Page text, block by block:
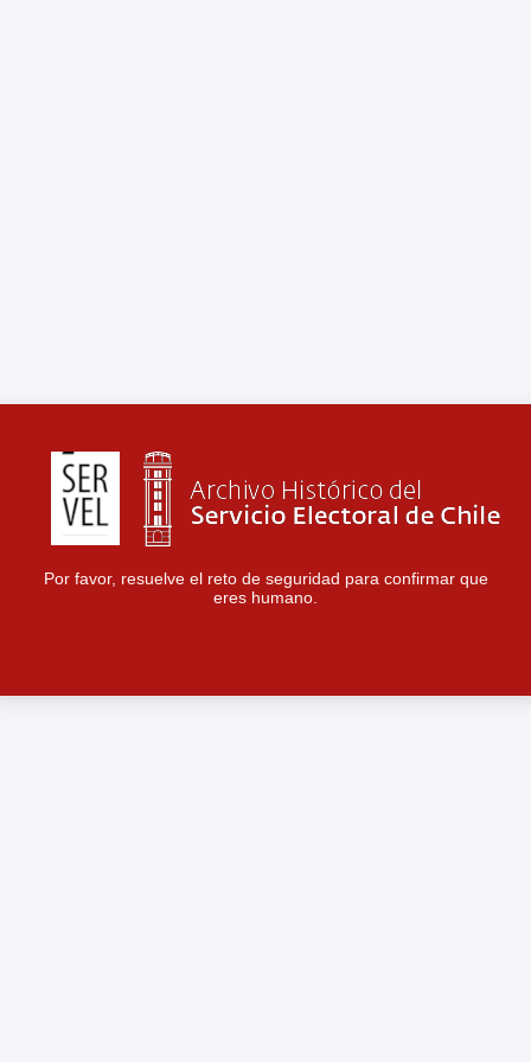
Por favor, resuelve el reto de seguridad para confirmar que
eres humano.